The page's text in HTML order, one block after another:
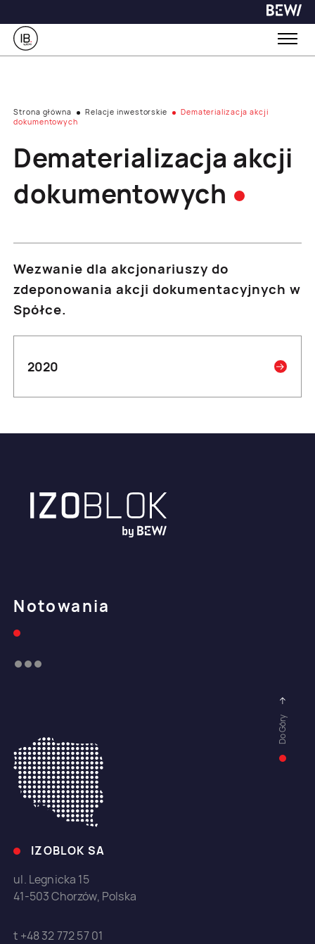
Strona główna Relacje inwestorskie
Dematerializacja akcji
dokumentowych
Dematerializacja akcji
dokumentowych
Wezwanie dla akcjonariuszy do
zdeponowania akcji dokumentacyjnych w
Spółce.
2020
Do Góry
Notowania
IZOBLOK SA
ul. Legnicka 15
41-503 Chorzów, Polska
t +48 32 772 57 01